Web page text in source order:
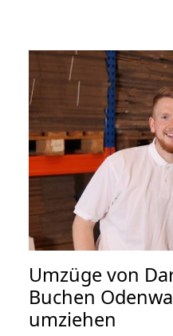
Umzüge von
Buchen
umziehen